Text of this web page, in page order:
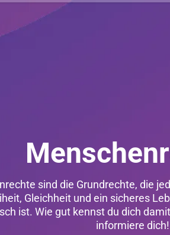
sind die Grundrechte, die
Gleichheit und ein sicheres
ist. Wie gut kennst du dich
informiere dich!